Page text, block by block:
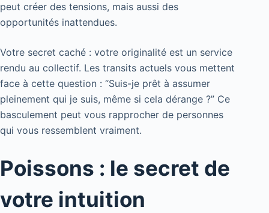
peut créer des tensions, mais aussi des
opportunités inattendues.
Votre secret caché : votre originalité est un service
rendu au collectif. Les transits actuels vous mettent
face à cette question : “Suis-je prêt à assumer
pleinement qui je suis, même si cela dérange ?” Ce
basculement peut vous rapprocher de personnes
qui vous ressemblent vraiment.
Poissons : le secret de
votre intuition